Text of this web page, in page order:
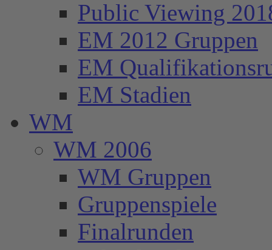
Public Viewing
EM 2012 Gruppen
EM
EM Stadien
WM
WM 2006
WM Gruppen
Gruppenspiele
Finalrunden